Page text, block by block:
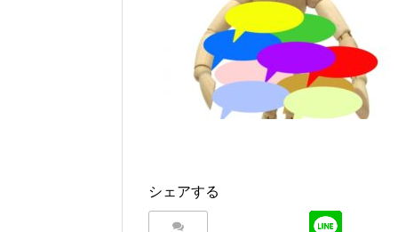
シェアする